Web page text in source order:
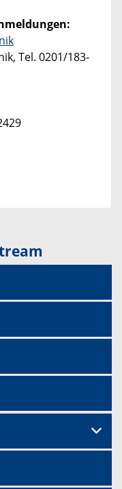
Tel. 0201/183-